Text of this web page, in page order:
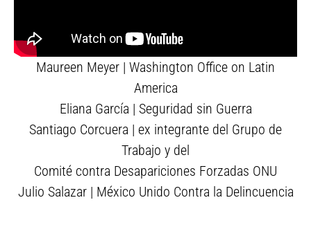
Maureen Meyer | Washington Office on Latin
America
Eliana García | Seguridad sin Guerra
Santiago Corcuera | ex integrante del Grupo de
Trabajo y del
Comité contra Desapariciones Forzadas ONU
Julio Salazar | México Unido Contra la Delincuencia